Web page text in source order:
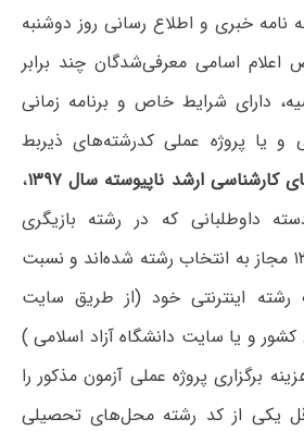
خبری و اطلاع رسانی روز دوشنبه
خصوص اعلام اسامی معرفی‌شدگان چند برابر
دارای شرایط خاص و برنامه زمانی
و یا پروژه عملی کدرشته‌های ذیربط
کارشناسی ارشد ناپیوسته سال ۱۳۹۷
،
داوطلبانی که در رشته بازیگری
از کدرشته امتحانی ۱۳۵۷ مجاز به انتخاب رشته شده‌اند و نسبت
رشته اینترنتی خود)از طریق سایت
و یا سایت دانشگاه آزاد اسلامی )
برگزاری پروژه عملی آزمون مذکور را
یکی از کد رشته محل‌های تحصیلی